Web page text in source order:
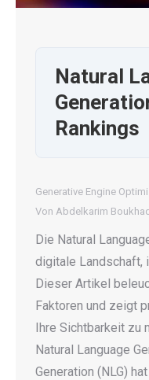
Natural
Rankings
Generative Engine
Von Abdelkarim
Die Natural
digitale Landschaft,
Dieser Artikel
Faktoren und zeigt
Ihre Sichtbarkeit zu
Natural Language
Generation (NLG)